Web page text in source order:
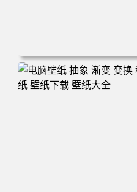
电脑壁纸 丰田赛车 超级跑车
高清壁纸 壁纸下载 壁纸大全